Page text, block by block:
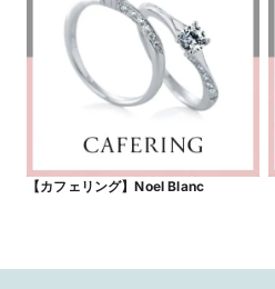
【カフェリング】Noel Blanc